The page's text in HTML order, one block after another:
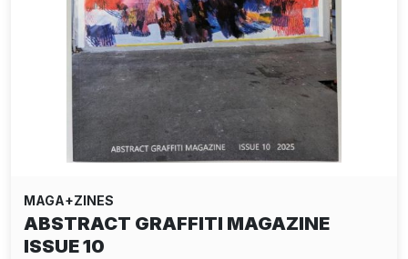
MAGA+ZINES
ABSTRACT GRAFFITI MAGAZINE
ISSUE 10